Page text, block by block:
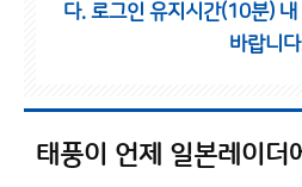
다. 로그인 유지시간(10분) 내
바랍니
태풍이 언제 일본레이더